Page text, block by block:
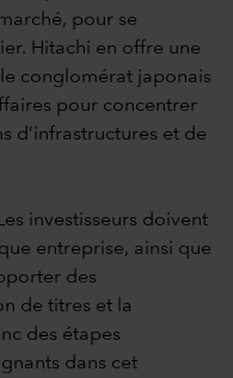
pour se
Hitachi en offre une
conglomérat japonais
pour concentrer
d’infrastructures et de
investisseurs doivent
entreprise, ainsi que
des
de titres et la
des étapes
dans cet